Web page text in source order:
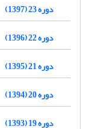
دوره 23 (1397)
دوره 22 (1396)
دوره 21 (1395)
دوره 20 (1394)
دوره 19 (1393)